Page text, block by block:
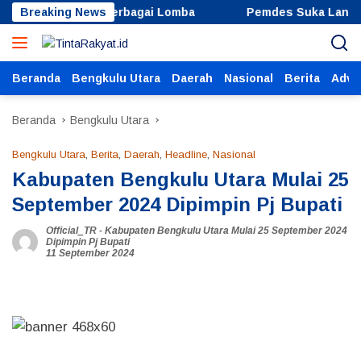
Langsung
ke
konten
Breaking News
dalam Berbagai Lomba Pemdes Suka Langu
Beranda Bengkulu Utara Daerah Nasional Berita
Beranda Bengkulu Utara
Bengkulu Utara, Berita, Daerah, Headline, Nasional
Kabupaten Bengkulu Utara Mulai 25
September 2024 Dipimpin Pj Bupati
Official_TR - Kabupaten Bengkulu Utara Mulai 25 September 2024
Dipimpin Pj Bupati
11 September 2024